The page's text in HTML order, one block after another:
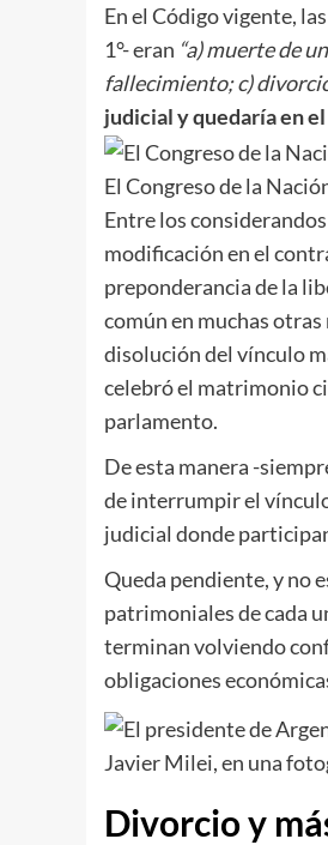
En el Código vigente,
1°- eran “a) muerte de
fallecimiento; c)
judicial y quedaría en
El Congreso de la
Entre los
modificación en el
preponderancia de la
común en muchas
disolución del vínculo
celebró el matrimonio
parlamento.
De esta manera -
de interrumpir el
judicial donde
Queda pendiente, y no
patrimoniales de cada
terminan volviendo
obligaciones
Javier Milei, en una
Divorcio y